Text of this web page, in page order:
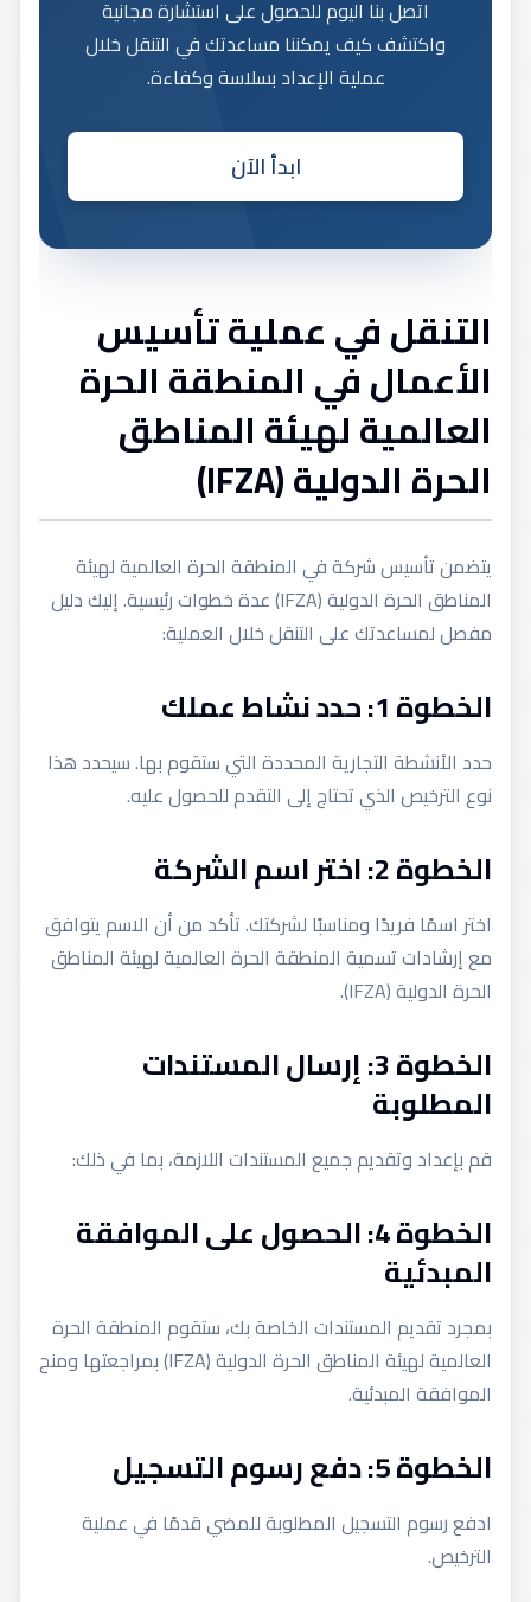
اتصل بنا اليوم للحصول على استشارة مجانية
واكتشف كيف يمكننا مساعدتك في التنقل خلال
عملية الإعداد بسلاسة وكفاءة.
ابدأ الآن
التنقل في عملية تأسيس
الأعمال في المنطقة الحرة
العالمية لهيئة المناطق
الحرة الدولية (IFZA)
يتضمن تأسيس شركة في المنطقة الحرة العالمية لهيئة
المناطق الحرة الدولية (IFZA) عدة خطوات رئيسية. إليك دليل
مفصل لمساعدتك على التنقل خلال العملية:
الخطوة 1: حدد نشاط عملك
حدد الأنشطة التجارية المحددة التي ستقوم بها. سيحدد هذا
نوع الترخيص الذي تحتاج إلى التقدم للحصول عليه.
الخطوة 2: اختر اسم الشركة
اختر اسمًا فريدًا ومناسبًا لشركتك. تأكد من أن الاسم يتوافق
مع إرشادات تسمية المنطقة الحرة العالمية لهيئة المناطق
الحرة الدولية (IFZA).
الخطوة 3: إرسال المستندات
المطلوبة
قم بإعداد وتقديم جميع المستندات اللازمة، بما في ذلك:
الخطوة 4: الحصول على الموافقة
المبدئية
بمجرد تقديم المستندات الخاصة بك، ستقوم المنطقة الحرة
العالمية لهيئة المناطق الحرة الدولية (IFZA) بمراجعتها ومنح
الموافقة المبدئية.
الخطوة 5: دفع رسوم التسجيل
ادفع رسوم التسجيل المطلوبة للمضي قدمًا في عملية
الترخيص.